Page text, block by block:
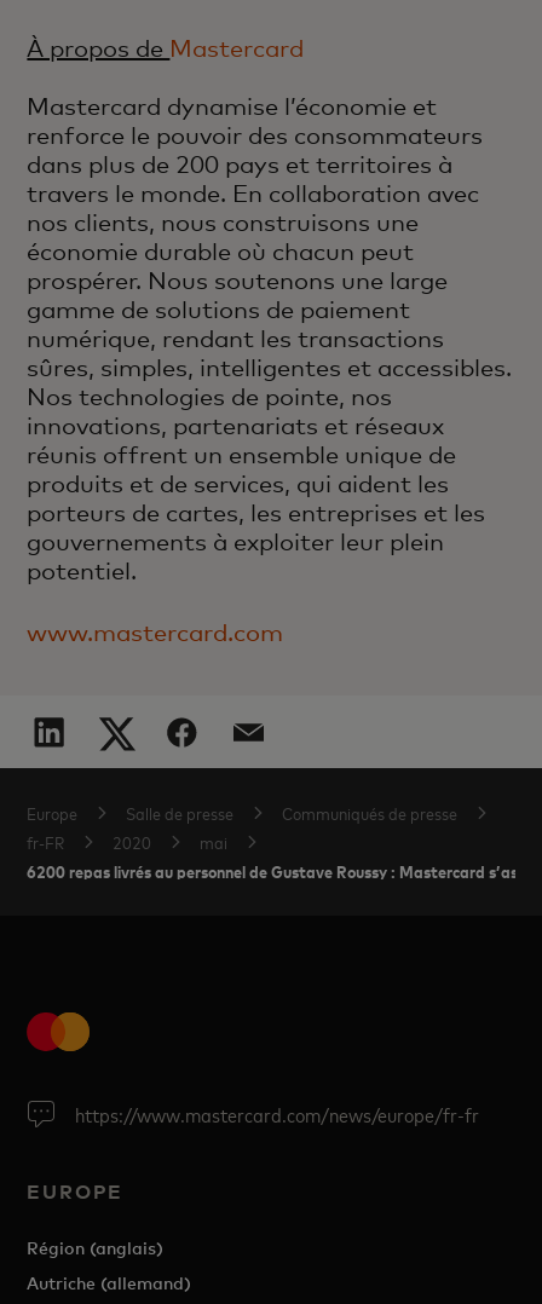
À propos de Mastercard
Mastercard dynamise l’économie et
renforce le pouvoir des consommateurs
dans plus de 200 pays et territoires à
travers le monde. En collaboration avec
nos clients, nous construisons une
économie durable où chacun peut
prospérer. Nous soutenons une large
gamme de solutions de paiement
numérique, rendant les transactions
sûres, simples, intelligentes et accessibles.
Nos technologies de pointe, nos
innovations, partenariats et réseaux
réunis offrent un ensemble unique de
produits et de services, qui aident les
porteurs de cartes, les entreprises et les
gouvernements à exploiter leur plein
potentiel.
www.mastercard.com
Europe Salle de presse
Communiqués de presse
fr-FR
2020 mai
6200 repas livrés au personnel de Gustave Roussy : Mastercard
https://www.mastercard.com/news/europe/fr-fr
EUROPE
Région (anglais)
Autriche (allemand)